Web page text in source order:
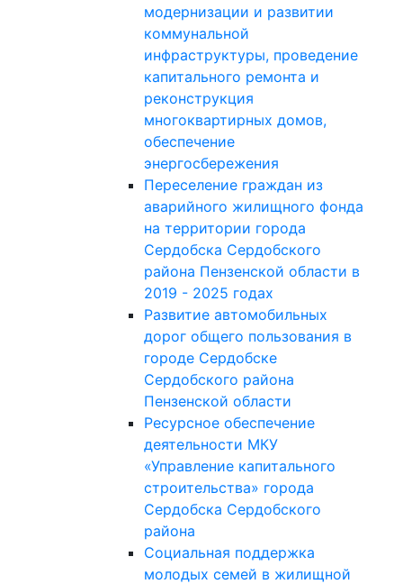
модернизации и развитии
коммунальной
инфраструктуры, проведение
капитального ремонта и
реконструкция
многоквартирных домов,
обеспечение
энергосбережения
Переселение граждан из
аварийного жилищного фонда
на территории города
Сердобска Сердобского
района Пензенской области в
2019 - 2025 годах
Развитие автомобильных
дорог общего пользования в
городе Сердобске
Сердобского района
Пензенской области
Ресурсное обеспечение
деятельности МКУ
«Управление капитального
строительства» города
Сердобска Сердобского
района
Социальная поддержка
молодых семей в жилищной